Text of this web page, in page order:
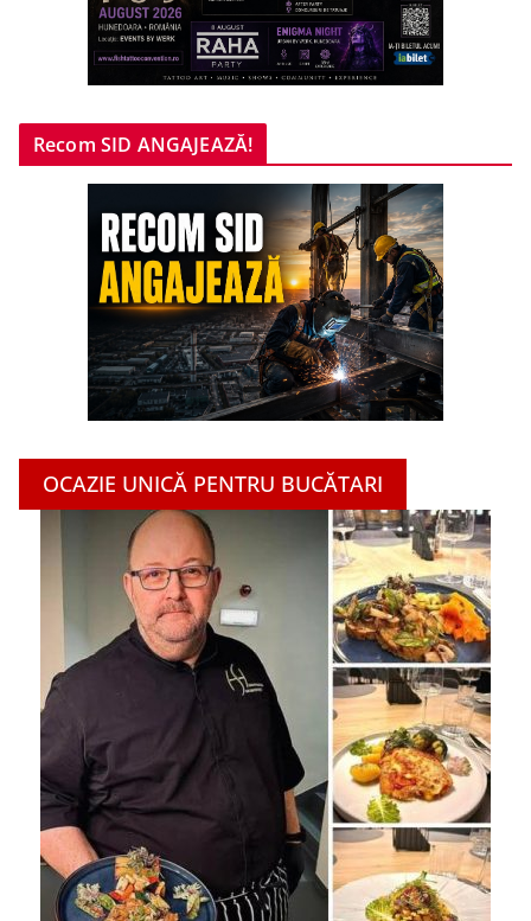
Recom SID ANGAJEAZĂ!
OCAZIE UNICĂ PENTRU BUCĂTARI